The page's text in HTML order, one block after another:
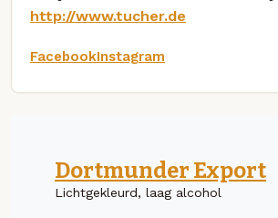
http://www.tucher.de
FacebookInstagram
Dortmunder Export
Lichtgekleurd, laag alcohol